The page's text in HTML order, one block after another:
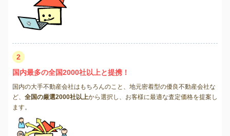
2
国内最多の全国2000社以上と提携！
国内の大手不動産会社はもちろんのこと、地元密着型の優良不動産会社な
ど、 全国の厳選2000社以上から選択し、お客様に最適な査定価格を提案し
ます。